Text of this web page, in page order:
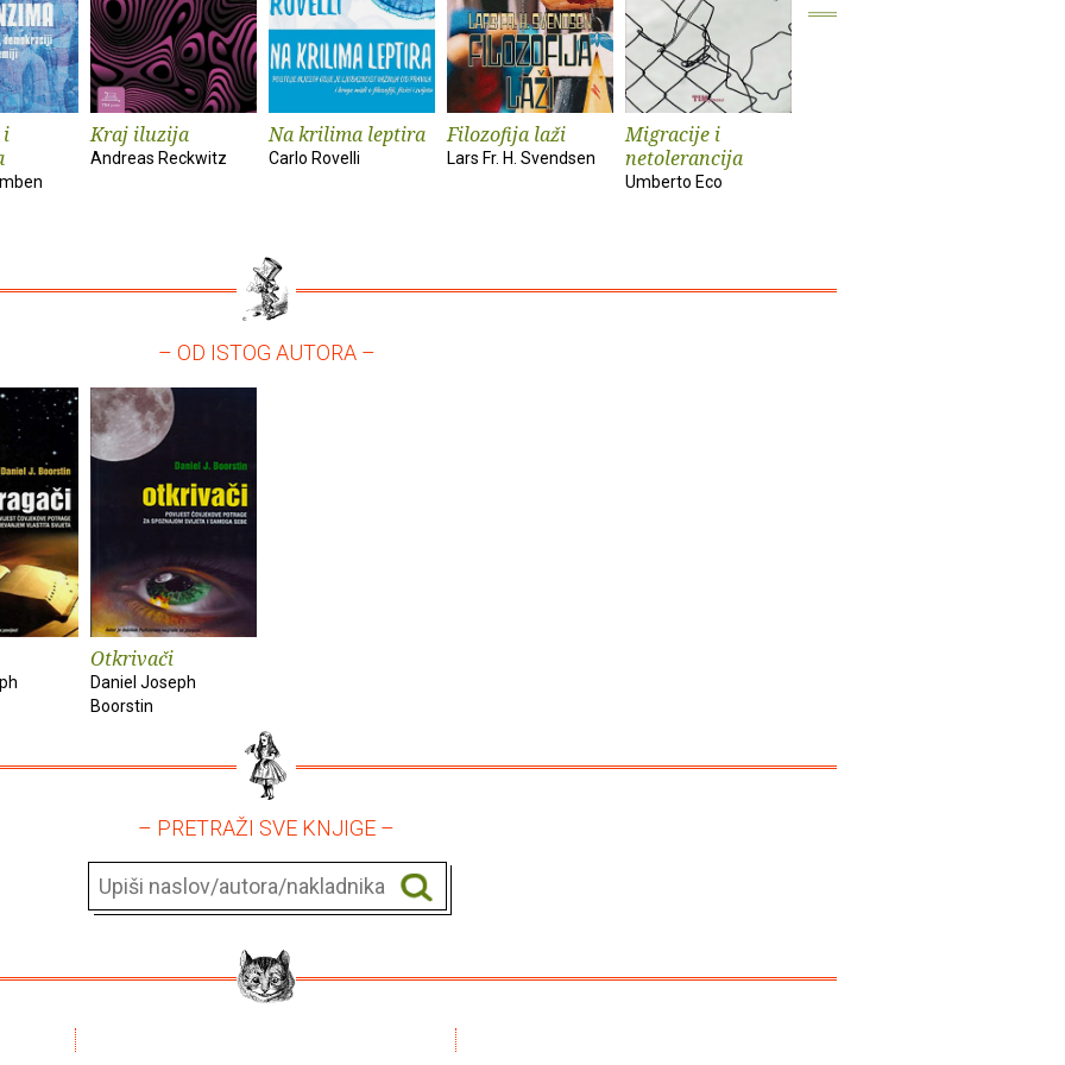
i
Kraj iluzija
Andreas Reckwitz
Na krilima leptira
Carlo Rovelli
Filozofija laži
Lars Fr. H. Svendsen
Migracije i
netolerancija
Umberto Eco
– OD ISTOG AUTORA –
Otkrivači
Daniel Joseph
Boorstin
– PRETRAŽI SVE KNJIGE –